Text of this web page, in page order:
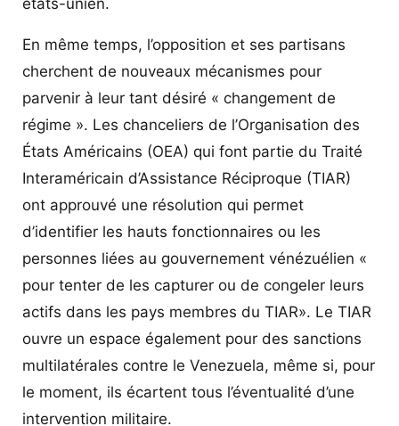
En même temps, l’opposition et ses partisans
cherchent de nouveaux mécanismes pour
parvenir à leur tant désiré « changement de
régime ». Les chanceliers de l’Organisation des
États Américains (OEA) qui font partie du Traité
Interaméricain d’Assistance Réciproque (TIAR)
ont approuvé une résolution qui permet
d’identifier les hauts fonctionnaires ou les
personnes liées au gouvernement vénézuélien «
pour tenter de les capturer ou de congeler leurs
actifs dans les pays membres du TIAR». Le TIAR
ouvre un espace également pour des sanctions
multilatérales contre le Venezuela, même si, pour
le moment, ils écartent tous l’éventualité d’une
intervention militaire.